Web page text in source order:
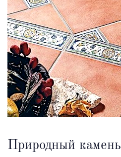
Природный камень